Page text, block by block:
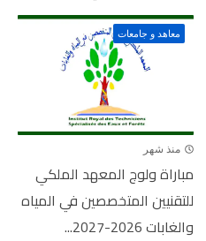
معاهد و جامعات
منذ شهر
مباراة ولوج المعهد الملكي
للتقنيين المتخصصين في المياه
والغابات 2026-2027...